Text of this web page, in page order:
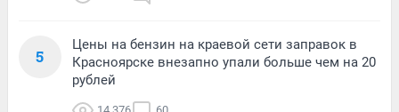
5
Цены на бензин на краевой сети заправок в
Красноярске внезапно упали больше чем на 20
рублей